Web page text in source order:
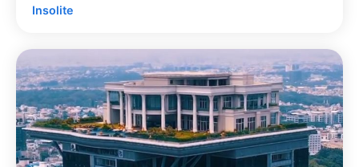
Insolite